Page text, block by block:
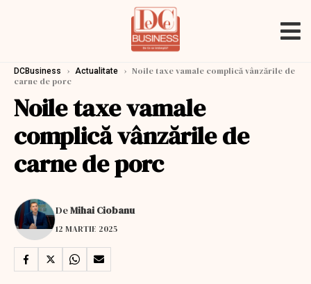
DCBusiness › Actualitate › Noile taxe vamale complică vânzările de
carne de porc
Noile taxe vamale
complică vânzările de
carne de porc
DeMihai Ciobanu
12 MARTIE 2025